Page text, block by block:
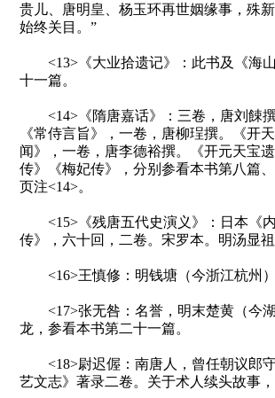
贵儿、唐明皇、杨玉环再世姻缘事，殊
始终关目。”
<13>《大业拾遗记》：此书及《海
十一篇。
<14>《隋唐嘉话》：三卷，唐刘餗
《常侍言旨》，一卷，唐柳珵撰。《开
闻》，一卷，唐李德裕撰。《开元天宝
传》《梅妃传》，分别参看本书第八篇
页注<14>。
<15>《残唐五代史演义》：日本《内
传》，六十回，二卷。宋罗本。明汤显
<16>王慎修：明钱塘（今浙江杭州）
<17>张无咎：名誉，明末楚黄（今
龙，参看本书第二十一篇。
<18>尉迟偓：南唐人，曾任朝议郎守
艺文志》著录二卷。关于术人续头故事，